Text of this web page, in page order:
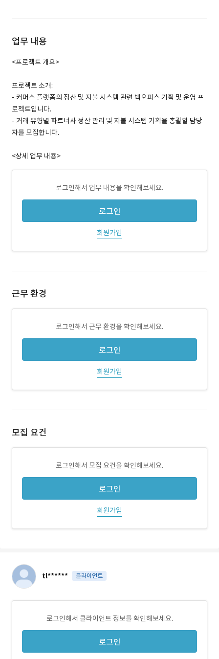
업무 내용
<프로젝트 개요>
프로젝트 소개:
- 커머스 플랫폼의 정산 및 지불 시스템 관련 백오피스 기획 및 운영 프
로젝트입니다.
- 거래 유형별 파트너사 정산 관리 및 지불 시스템 기획을 총괄할 담당
자를 모집합니다.
<상세 업무 내용>
로그인해서 업무 내용을 확인해보세요.
로그인
회원가입
근무 환경
로그인해서 근무 환경을 확인해보세요.
로그인
회원가입
모집 요건
로그인해서 모집 요건을 확인해보세요.
로그인
회원가입
tl****** 클라이언트
로그인해서 클라이언트 정보를 확인해보세요.
로그인